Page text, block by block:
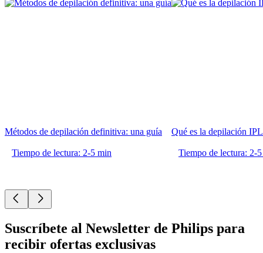
Métodos de depilación definitiva: una guía
Tiempo de lectura: 2-5 min
Qué es la depilación IPL
Tiempo de lectura: 2-
Suscríbete al Newsletter de Philips para
recibir ofertas exclusivas